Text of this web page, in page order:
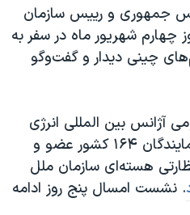
جمهوری و رییس سازمان
چهارم شهریور ماه در سفر به
چینی دیدار و گفت‌وگو
بین المللی انرژی
اتمی روز دوشنبه با حضور نمایندگان ۱۶۴ کشور عضو و
هسته‌ای سازمان ملل
. نشست امسال پنج روز ادامه